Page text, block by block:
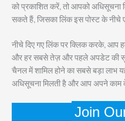
को प्रकाशित करें, तो आपको अधिसूचना
सकते हैं, जिसका लिंक इस पोस्ट के नीचे
नीचे दिए गए लिंक पर क्लिक करके, आप
और हर सबसे तेज़ और पहले अपडेट की
चैनल में शामिल होने का सबसे बड़ा लाभ
अधिसूचना मिलती है और आप अपने काम के
Join